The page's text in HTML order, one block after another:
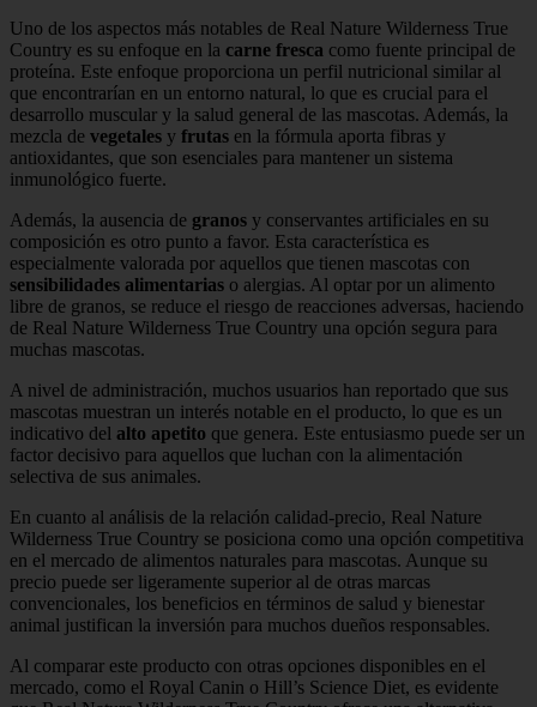
Uno de los aspectos más notables de Real Nature Wilderness True
Country es su enfoque en la carne fresca como fuente principal de
proteína. Este enfoque proporciona un perfil nutricional similar al
que encontrarían en un entorno natural, lo que es crucial para el
desarrollo muscular y la salud general de las mascotas. Además, la
mezcla de vegetales y frutas en la fórmula aporta fibras y
antioxidantes, que son esenciales para mantener un sistema
inmunológico fuerte.
Además, la ausencia de granos y conservantes artificiales en su
composición es otro punto a favor. Esta característica es
especialmente valorada por aquellos que tienen mascotas con
sensibilidades alimentarias o alergias. Al optar por un alimento
libre de granos, se reduce el riesgo de reacciones adversas, haciendo
de Real Nature Wilderness True Country una opción segura para
muchas mascotas.
A nivel de administración, muchos usuarios han reportado que sus
mascotas muestran un interés notable en el producto, lo que es un
indicativo del alto apetito que genera. Este entusiasmo puede ser un
factor decisivo para aquellos que luchan con la alimentación
selectiva de sus animales.
En cuanto al análisis de la relación calidad-precio, Real Nature
Wilderness True Country se posiciona como una opción competitiva
en el mercado de alimentos naturales para mascotas. Aunque su
precio puede ser ligeramente superior al de otras marcas
convencionales, los beneficios en términos de salud y bienestar
animal justifican la inversión para muchos dueños responsables.
Al comparar este producto con otras opciones disponibles en el
mercado, como el Royal Canin o Hill’s Science Diet, es evidente